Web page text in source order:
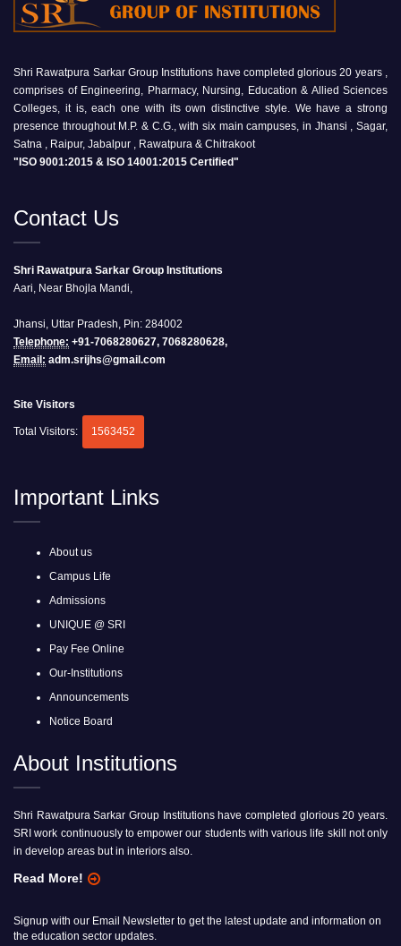
Shri Rawatpura Sarkar Group Institutions have completed glorious 20 years ,
comprises of Engineering, Pharmacy, Nursing, Education & Allied Sciences
Colleges, it is, each one with its own distinctive style. We have a strong
presence throughout M.P. & C.G., with six main campuses, in Jhansi , Sagar,
Satna , Raipur, Jabalpur , Rawatpura & Chitrakoot
"ISO 9001:2015 & ISO 14001:2015 Certified"
Contact Us
Shri Rawatpura Sarkar Group Institutions
Aari, Near Bhojla Mandi,
Jhansi, Uttar Pradesh, Pin: 284002
Telephone: +91-7068280627, 7068280628,
Email: adm.srijhs@gmail.com
Site Visitors
Total Visitors: 1563452
Important Links
About us
Campus Life
Admissions
UNIQUE @ SRI
Pay Fee Online
Our-Institutions
Announcements
Notice Board
About Institutions
Shri Rawatpura Sarkar Group Institutions have completed glorious 20 years.
SRI work continuously to empower our students with various life skill not only
in develop areas but in interiors also.
Read More!
Signup with our Email Newsletter to get the latest update and information on
the education sector updates.